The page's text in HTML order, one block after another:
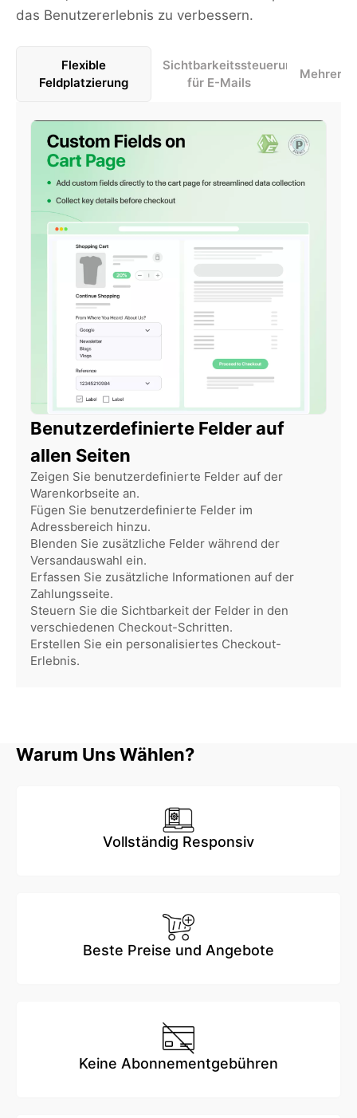
das Benutzererlebnis zu verbessern.
Flexible
Feldplatzierung
Sichtbarkeitssteuerung
für E-Mails
Mehrere
Benutzerdefinierte Felder auf
allen Seiten
Zeigen Sie benutzerdefinierte Felder auf der
Warenkorbseite an.
Fügen Sie benutzerdefinierte Felder im
Adressbereich hinzu.
Blenden Sie zusätzliche Felder während der
Versandauswahl ein.
Erfassen Sie zusätzliche Informationen auf der
Zahlungsseite.
Steuern Sie die Sichtbarkeit der Felder in den
verschiedenen Checkout-Schritten.
Erstellen Sie ein personalisiertes Checkout-
Erlebnis.
Warum Uns Wählen?
Vollständig Responsiv
Beste Preise und Angebote
Keine Abonnementgebühren